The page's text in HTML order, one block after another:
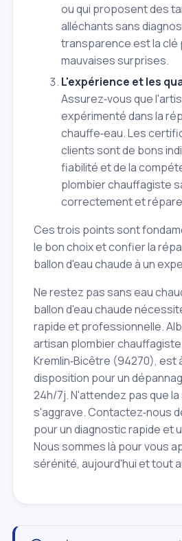
ou qui proposent des
alléchants sans
transparence est la clé
mauvaises surprises.
L'expérience et les
Assurez‑vous que
expérimenté dans la
chauffe‑eau. Les
clients sont de bons
fiabilité et de la
plombier chauffagiste
correctement et
Ces trois points sont
le bon choix et confier la
ballon d'eau chaude à un
Ne restez pas sans eau
ballon d'eau chaude
rapide et professionnelle.
artisan plombier chauffagiste
Kremlin‑Bicêtre (94270), est
disposition pour un
24h/7j. N'attendez pas que
s'aggrave. Contactez‑nous
pour un diagnostic rapide et
Nous sommes là pour vous
sérénité, aujourd'hui et tout